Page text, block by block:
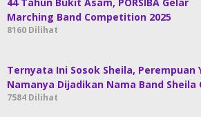
Marching Band Competition 2025
8160 Dilihat
Ternyata Ini Sosok Sheila, Perempuan
Namanya Dijadikan Nama Band Sheila
7584 Dilihat